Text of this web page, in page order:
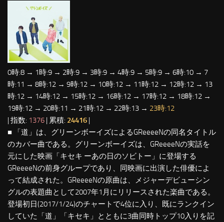
0時:8 → 1時:9 → 2時:9 → 3時:9 → 4時:9 → 5時:9 → 6時:10 → 7
時:11 → 8時:12 → 9時:12 → 10時:12 → 11時:12 → 12時:12 → 13
時:12 → 14時:12 → 15時:12 → 16時:12 → 17時:12 → 18時:12 →
19時:12 → 20時:11 → 21時:12 → 22時:13 → 23時:12
| 指数: 1376 | 累積: 24416 |
■ 「道」は、グリーンボーイズによるGReeeeNの同名タイトル
のカバー曲である。グリーンボーイズは、GReeeeNの実話を
元にした映画「キセキ ーあの日のソビトー」に登場する
GReeeeNの前身グループであり、同映画に出演した俳優によ
って結成された。GReeeeNの原曲は、メジャーデビューシン
グルの表題曲として2007年1月にリリースされた楽曲である。
登場初日(2017/1/24)のチャートで4位に入り、既にランクイン
していた「道」「キセキ」とともに3曲同時トップ10入りを記